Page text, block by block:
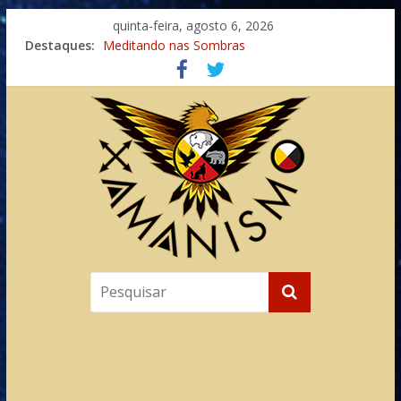
quinta-feira, agosto 6, 2026
Destaques: Meditando nas Sombras
Autosuficiência: A Jornada do Espírito Ancestral
Xamanismo Universal
Totens – Caminho Espiritual – Crescimento
Imaginação na Cura